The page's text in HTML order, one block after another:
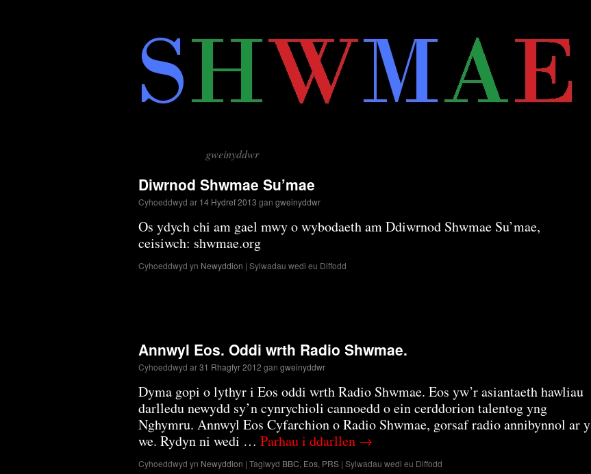
gweinyddwr
Diwrnod Shwmae Su’mae
Cyhoeddwyd ar 14 Hydref 2013 gan gweinyddwr
Os ydych chi am gael mwy o wybodaeth am Ddiwrnod Shwmae Su’mae,
ceisiwch: shwmae.org
Cyhoeddwyd yn Newyddion | Sylwadau wedi eu Diffodd
Annwyl Eos. Oddi wrth Radio Shwmae.
Cyhoeddwyd ar31 Rhagfyr 2012 gan gweinyddwr
Dyma gopi o lythyr i Eos oddi wrth Radio Shwmae. Eos yw’r asiantaeth hawliau
darlledu newydd sy’n cynrychioli cannoedd o ein cerddorion talentog yng
Nghymru. Annwyl Eos Cyfarchion o Radio Shwmae, gorsaf radio annibynnol ar y
we. Rydyn ni wedi … Parhau i ddarllen →
Cyhoeddwyd yn Newyddion | Tagiwyd BBC, Eos, PRS | Sylwadau wedi eu Diffodd